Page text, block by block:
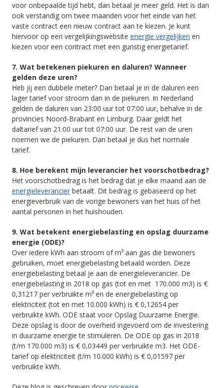
voor onbepaalde tijd hebt, dan betaal je meer geld. Het is dan
ook verstandig om twee maanden voor het einde van het
vaste contract een nieuw contract aan te kiezen. Je kunt
hiervoor op een vergelijkingswebsite energie vergelijken en
kiezen voor een contract met een gunstig energietarief.
7. Wat betekenen piekuren en daluren? Wanneer
gelden deze uren?
Heb jij een dubbele meter? Dan betaal je in de daluren een
lager tarief voor stroom dan in de piekuren. In Nederland
gelden de daluren van 23:00 uur tot 07:00 uur, behalve in de
provincies Noord-Brabant en Limburg. Daar geldt het
daltarief van 21:00 uur tot 07:00 uur. De rest van de uren
noemen we de piekuren. Dan betaal je dus het normale
tarief.
8. Hoe berekent mijn leverancier het voorschotbedrag?
Het voorschotbedrag is het bedrag dat je elke maand aan de
energieleverancier betaalt. Dit bedrag is gebaseerd op het
energieverbruik van de vorige bewoners van het huis of het
aantal personen in het huishouden.
9. Wat betekent energiebelasting en opslag duurzame
energie (ODE)?
Over iedere kWh aan stroom of m³ aan gas die bewoners
gebruiken, moet energiebelasting betaald worden. Deze
energiebelasting betaal je aan de energieleverancier. De
energiebelasting in 2018 op gas (tot en met 170.000 m3) is €
0,31217 per verbruikte m³ en de energiebelasting op
elektriciteit (tot en met 10.000 kWh) is € 0,12654 per
verbruikte kWh. ODE staat voor Opslag Duurzame Energie.
Deze opslag is door de overheid ingevoerd om de investering
in duurzame energie te stimuleren. De ODE op gas in 2018
(t/m 170.000 m3) is € 0,03449 per verbruikte m3. Het ODE-
tarief op elektriciteit (t/m 10.000 kWh) is € 0,01597 per
verbruikte kWh.